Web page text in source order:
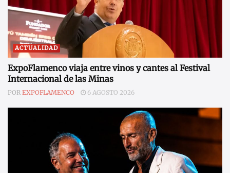
ACTUALIDAD
ExpoFlamenco viaja entre vinos y cantes al Festival
Internacional de las Minas
POR EXPOFLAMENCO 6 AGOSTO 2026